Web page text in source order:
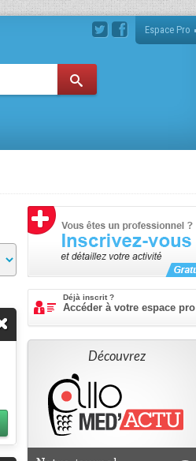
Espace Pro
Déjà inscrit ?
Accéder à votre espace pro
Découvrez